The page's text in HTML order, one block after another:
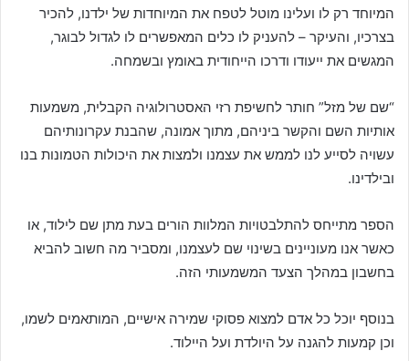
המיוחד רק לו ועלינו מוטל לטפח את המיוחדות של ילדנו, להכיר
בצרכיו, והעיקר – להעניק לו כלים המאפשרים לו לגדול לבוגר,
המגשים את ייעודו ודרכו הייחודית באומץ ובשמחה.
“שם של מזל” חותר לחשיפת רזי האסטרולוגיה הקבלית, משמעות
אותיות השם והקשר ביניהם, מתוך אמונה, שהבנת עקרונותיהם
עשויה לסייע לנו לממש את עצמנו ולמצות את היכולות הטמונות בנו
ובילדינו.
הספר מתייחס להתלבטויות המלוות הורים בעת מתן שם לילוד, או
כאשר אנו מעוניינים בשינוי שם לעצמנו, ומסביר מה חשוב להביא
בחשבון במהלך הצעד המשמעותי הזה.
בנוסף יוכל כל אדם למצוא פסוקי שמירה אישיים, המותאמים לשמו,
וכן קמעות להגנה על היולדת ועל היילוד.